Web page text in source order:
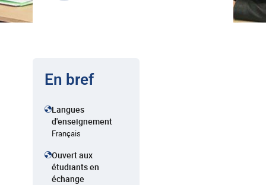
En bref
Langues
d'enseignement
Français
Ouvert aux
étudiants en
échange